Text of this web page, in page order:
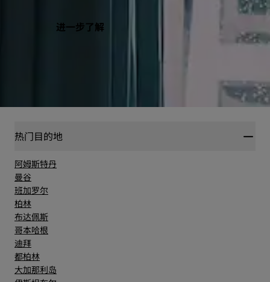
进一步了解
热门目的地
阿姆斯特丹
曼谷
班加罗尔
柏林
布达佩斯
哥本哈根
迪拜
都柏林
大加那利岛